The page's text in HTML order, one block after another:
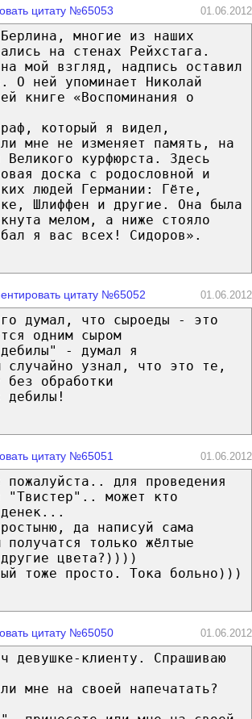
цитату №65053 01.06.2012
многие из наших
на стенах Рейхстага.
мой взгляд, надпись оставил
О ней упоминает Николай
книге «Воспоминания о
который я видел,
мне не изменяет память, на
Великого курфюрста. Здесь
доска с родословной и
людей Германии: Гёте,
Шлиффен и другие. Она была
мелом, а ниже стояло
я вас всех! Сидоров».
цитату №65052 01.06.2012
думал, что сыроеды - это
одним сыром
- думал я
случайно узнал, что это те,
обработки
дебилы!
цитату №65051 01.06.2012
пожалуйста.. для проведения
"Твистер".. может кто
да написуй сама
только жёлтые
цвета?))))
тоже просто. Тока больно)))
цитату №65050 01.06.2012
девушке-клиенту. Спрашиваю
мне на своей напечатать?